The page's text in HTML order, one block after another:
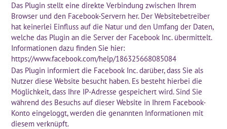
Das Plugin stellt eine direkte Verbindung zwischen Ihrem
Browser und den Facebook-Servern her. Der Websitebetreiber
hat keinerlei Einfluss auf die Natur und den Umfang der Daten,
welche das Plugin an die Server der Facebook Inc. übermittelt.
Informationen dazu finden Sie hier:
https://www.facebook.com/help/186325668085084
Das Plugin informiert die Facebook Inc. darüber, dass Sie als
Nutzer diese Website besucht haben. Es besteht hierbei die
Möglichkeit, dass Ihre IP-Adresse gespeichert wird. Sind Sie
während des Besuchs auf dieser Website in Ihrem Facebook-
Konto eingeloggt, werden die genannten Informationen mit
diesem verknüpft.